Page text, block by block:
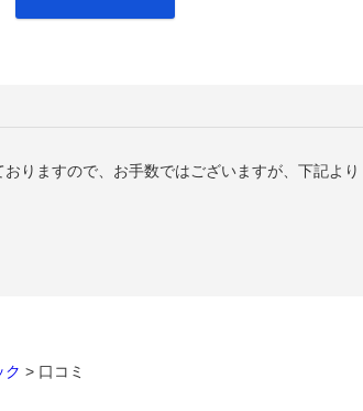
りますので、お手数ではございますが、下記より
ク > 口コミ